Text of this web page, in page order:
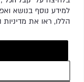
למידע נוסף בנושא
הללו, ראו את מדיניות
כל הזכויות